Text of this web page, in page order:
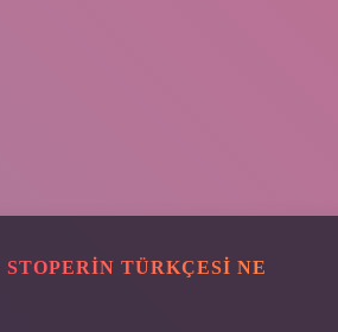
STOPERIN TÜRKÇESI NE